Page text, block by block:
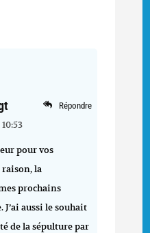
Répondre
pour vos
la
prochains
J’ai aussi le souhait
de la sépulture par